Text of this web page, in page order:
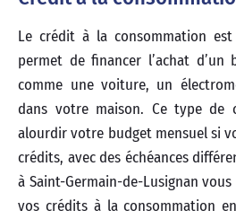
Le crédit à la consommation
permet de financer l’achat d’un
comme une voiture, un
dans votre maison. Ce type de
alourdir votre budget mensuel si
crédits, avec des échéances
à Saint-Germain-de-Lusignan
vos crédits à la consommation